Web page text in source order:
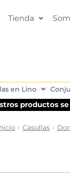
Tienda
en Lino
productos
Casullas